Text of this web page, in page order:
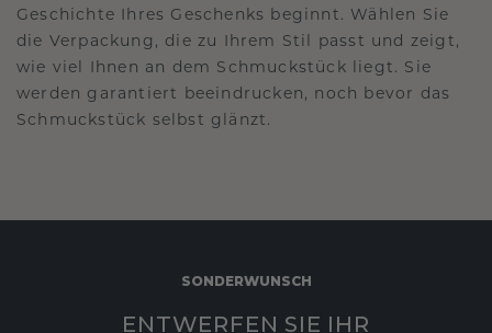
Geschichte Ihres Geschenks beginnt. Wählen Sie
die Verpackung, die zu Ihrem Stil passt und zeigt,
wie viel Ihnen an dem Schmuckstück liegt. Sie
werden garantiert beeindrucken, noch bevor das
Schmuckstück selbst glänzt.
SONDERWUNSCH
ENTWERFEN SIE IHR